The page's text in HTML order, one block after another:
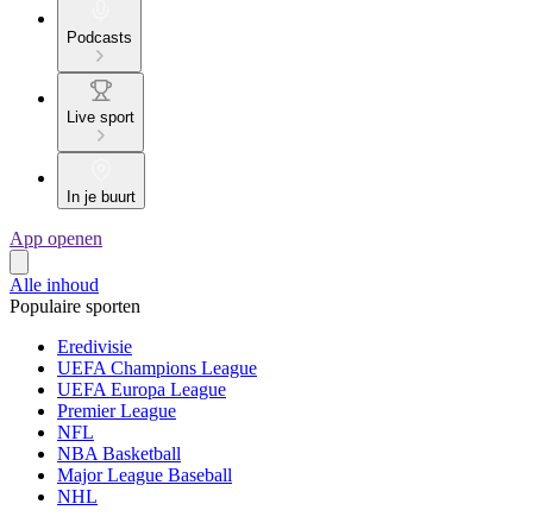
Podcasts
Live sport
In je buurt
App openen
Alle inhoud
Populaire sporten
Eredivisie
UEFA Champions League
UEFA Europa League
Premier League
NFL
NBA Basketball
Major League Baseball
NHL